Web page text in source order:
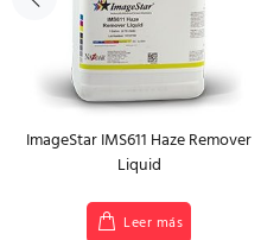
ImageStar IMS611 Haze Remover
Liquid
Leer más